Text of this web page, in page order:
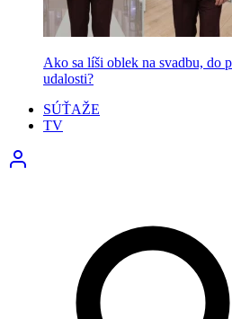
Ako sa líši oblek na svadbu, do
udalosti?
SÚŤAŽE
TV